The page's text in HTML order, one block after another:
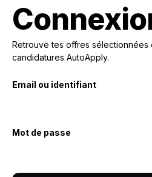
Retrouve tes offres sélectionnées
candidatures AutoApply.
Email ou identifiant
Mot de passe